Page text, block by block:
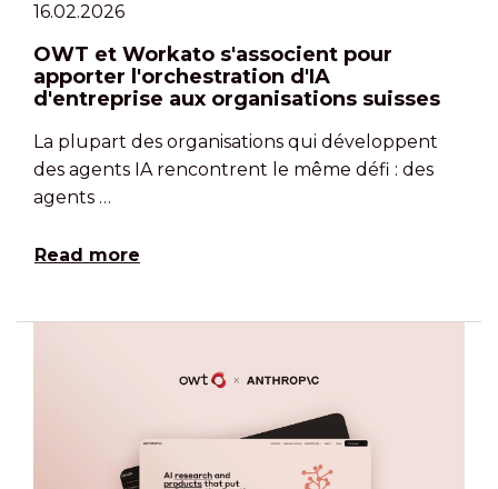
16.02.2026
OWT et Workato s'associent pour
apporter l'orchestration d'IA
d'entreprise aux organisations suisses
La plupart des organisations qui développent
des agents IA rencontrent le même défi : des
agents …
Read more